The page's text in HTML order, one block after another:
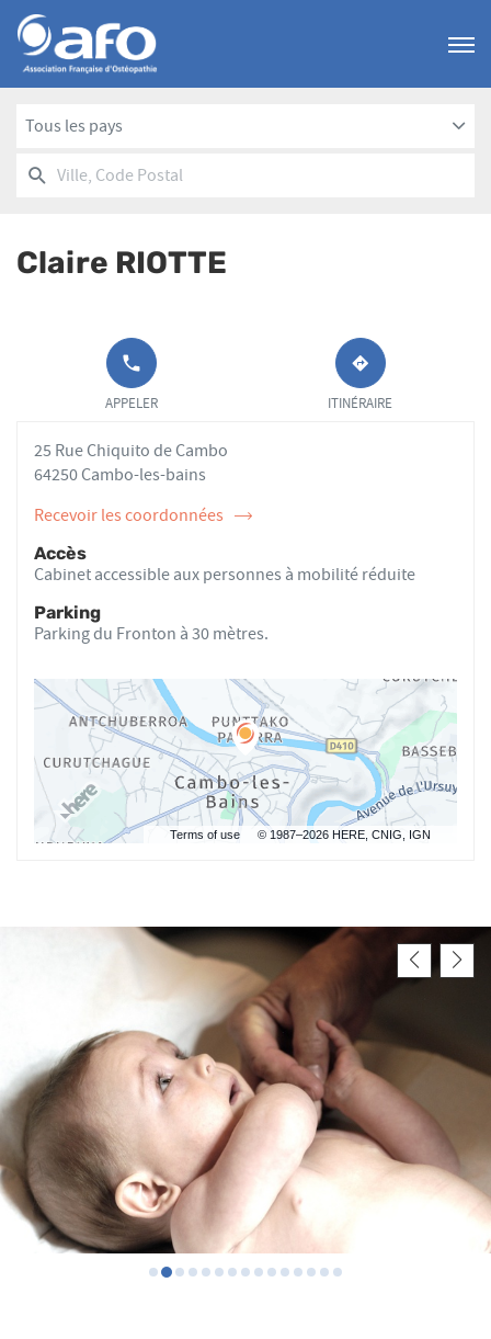
Menu
Tous les pays
Ville,RECHERCHER
UN
AFO
Claire RIOTTE
APPELER LE
POINT DE
VENTE
RIOTTE AU
APPELER ITINÉRAIRE
JUSQU'AU
POINT
DE
25 Rue Chiquito de Cambo
64250 Cambo-les-bains
Recevoir les coordonnées
de
l'ostéopathe
Claire
Terms of use © 1987–2026 HERE, CNIG, IGN
Accès
Cabinet accessible aux personnes à mobilité réduite
Parking
Parking du Fronton à 30 mètres.